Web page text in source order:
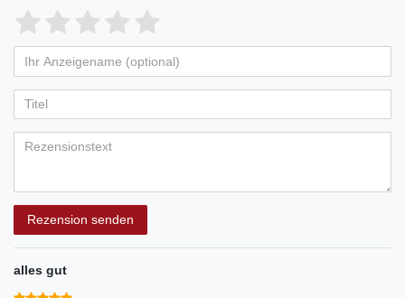
Bewertungssterne
von
5
Bewertungssternen
4
von
5
Bewertungssternen
3
von
5
Bewertungssternen
2
von
5
Bewertungssternen
1
von
5
Bewertungssternen
Anzeigename
(optional)
Rezension senden
alles gut